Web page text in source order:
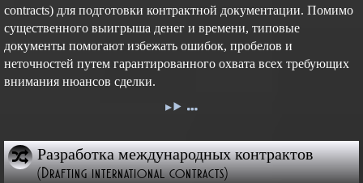
contracts) для подготовки контрактной документации. Помимо
существенного выигрыша денег и времени, типовые
документы помогают избежать ошибок, пробелов и
неточностей путем гарантированного охвата всех требующих
внимания нюансов сделки.
Разработка международных контрактов
(Drafting international contracts)